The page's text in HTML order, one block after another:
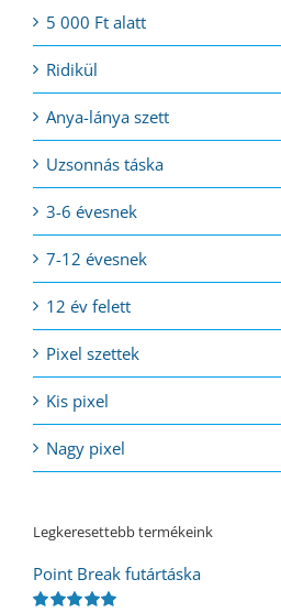
5 000 Ft alatt
Ridikül
Anya-lánya szett
Uzsonnás táska
3-6 évesnek
7-12 évesnek
12 év felett
Pixel szettek
Kis pixel
Nagy pixel
Legkeresettebb termékeink
Point Break futártáska